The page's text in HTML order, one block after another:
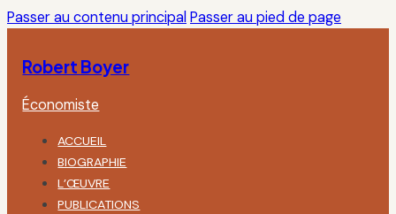
Passer au contenu principal Passer au pied de page
Robert Boyer
Économiste
ACCUEIL
BIOGRAPHIE
L’ŒUVRE
PUBLICATIONS